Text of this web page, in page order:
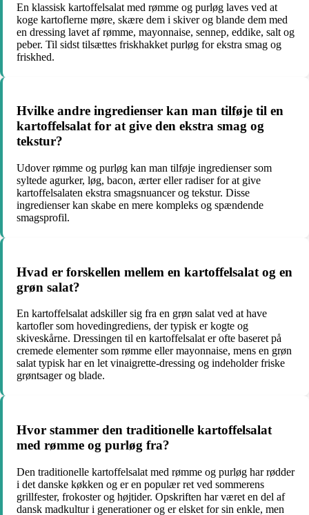
En klassisk kartoffelsalat med rømme og purløg laves ved at
koge kartoflerne møre, skære dem i skiver og blande dem med
en dressing lavet af rømme, mayonnaise, sennep, eddike, salt og
peber. Til sidst tilsættes friskhakket purløg for ekstra smag og
friskhed.
Hvilke andre ingredienser kan man tilføje til en
kartoffelsalat for at give den ekstra smag og
tekstur?
Udover rømme og purløg kan man tilføje ingredienser som
syltede agurker, løg, bacon, ærter eller radiser for at give
kartoffelsalaten ekstra smagsnuancer og tekstur. Disse
ingredienser kan skabe en mere kompleks og spændende
smagsprofil.
Hvad er forskellen mellem en kartoffelsalat og en
grøn salat?
En kartoffelsalat adskiller sig fra en grøn salat ved at have
kartofler som hovedingrediens, der typisk er kogte og
skiveskårne. Dressingen til en kartoffelsalat er ofte baseret på
cremede elementer som rømme eller mayonnaise, mens en grøn
salat typisk har en let vinaigrette-dressing og indeholder friske
grøntsager og blade.
Hvor stammer den traditionelle kartoffelsalat
med rømme og purløg fra?
Den traditionelle kartoffelsalat med rømme og purløg har rødder
i det danske køkken og er en populær ret ved sommerens
grillfester, frokoster og højtider. Opskriften har været en del af
dansk madkultur i generationer og er elsket for sin enkle, men